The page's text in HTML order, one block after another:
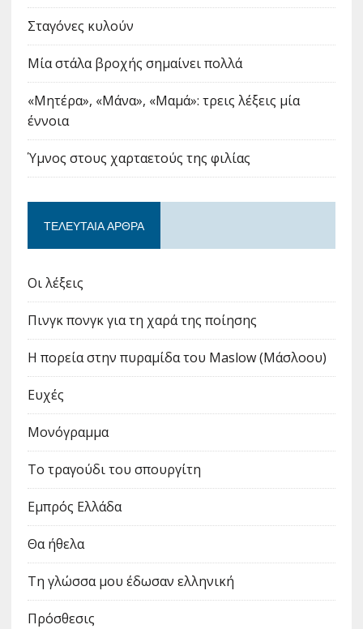
Σταγόνες κυλούν
Μία στάλα βροχής σημαίνει πολλά
«Μητέρα», «Μάνα», «Μαμά»: τρεις λέξεις μία
έννοια
Ύμνος στους χαρταετούς της φιλίας
ΤΕΛΕΥΤΑΊΑ ΆΡΘΡΑ
Οι λέξεις
Πινγκ πονγκ για τη χαρά της ποίησης
Η πορεία στην πυραμίδα του Maslow (Μάσλοου)
Ευχές
Μονόγραμμα
Το τραγούδι του σπουργίτη
Εμπρός Ελλάδα
Θα ήθελα
Τη γλώσσα μου έδωσαν ελληνική
Πρόσθεσις